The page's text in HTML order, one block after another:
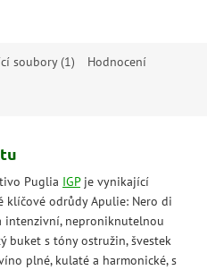
soubory (1) Hodnocení
Puglia IGPje vynikající
klíčové odrůdy Apulie: Nero di
intenzivní, neproniknutelnou
buket s tóny ostružin, švestek
plné, kulaté a harmonické, s